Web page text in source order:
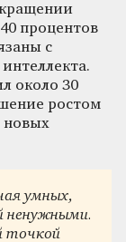
процентов
с
около 30
ростом
новых
умных,
ненужными.
точкой